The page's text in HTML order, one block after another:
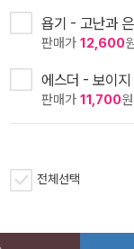
욥기 - 고난과 은
판매가 12,600
에스더 - 보이지
판매가 11,700원
전체선택